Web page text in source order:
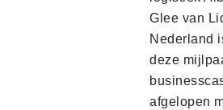
Glee van
Nederland
deze
afgelopen